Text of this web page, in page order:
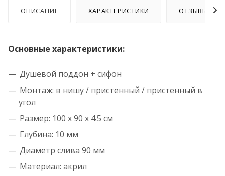
ОПИСАНИЕ ХАРАКТЕРИСТИКИ ОТЗЫВЫ
Основные характеристики:
Душевой поддон + сифон
Монтаж: в нишу / пристенный / пристенный в
угол
Размер: 100 x 90 x 4.5 см
Глубина: 10 мм
Диаметр слива 90 мм
Материал: акрил